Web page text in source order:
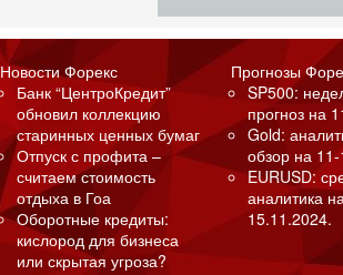
Новости Форекс
Банк “ЦентроКредит”
обновил коллекцию
старинных ценных бумаг
Отпуск с профита –
считаем стоимость
отдыха в Гоа
Оборотные кредиты:
кислород для бизнеса
или скрытая угроза?
Прогнозы
SP500:
прогноз на
Gold:
обзор на
EURUSD:
аналитика
15.11.2024.